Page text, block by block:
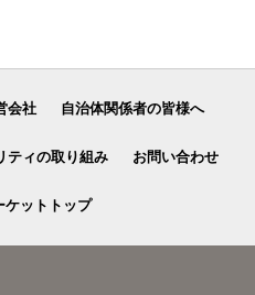
会社 自治体関係者の皆様へ
ティの取り組み お問い合わせ
ケットトップ